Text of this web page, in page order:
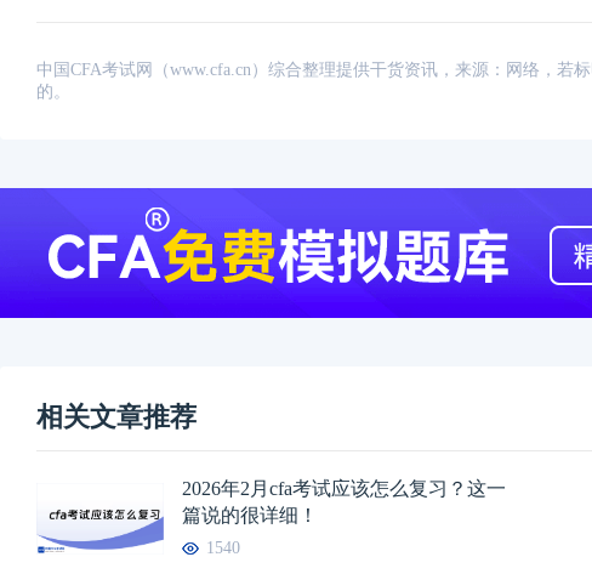
中国CFA考试网（www.cfa.cn）综合整理提供干货资讯，来源：网络，
的。
相关文章推荐
2026年2月cfa考试应该怎么复习？这一
篇说的很详细！
1540
（